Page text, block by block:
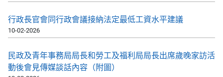
行政長官會同行政會議接納法定最低工資水平建議
10-02-2026
民政及青年事務局局長和勞工及福利局局長出席歲晚家訪活
動後會見傳媒談話內容（附圖）